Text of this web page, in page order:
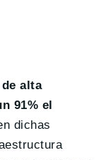
alta
91% el
dichas